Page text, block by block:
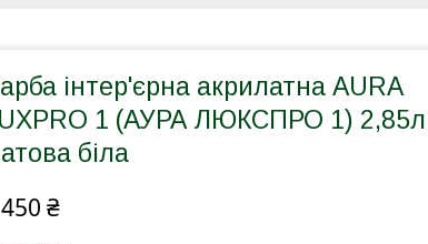
інтер'єрна акрилатна AURA
1 (АУРА ЛЮКСПРО 1) 2,85л
біла
₴